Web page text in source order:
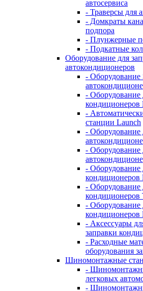
автосервиса
- Траверсы для
- Домкраты
подпора
- Плунжерные
- Подкатные
Оборудование для
автокондиционеров
- Оборудование
- Оборудование
-
станции Launch
- Оборудование
- Оборудование
- Оборудование
кондиционеров
- Оборудование
- Оборудование
кондиционеров
- Аксессуары
заправки
- Расходные
оборудования
Шиномонтажные
-
легковых
-